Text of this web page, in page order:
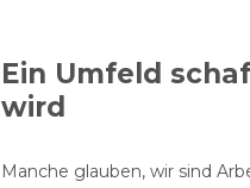
Ein Umfeld
wird
Manche glauben, wir sind